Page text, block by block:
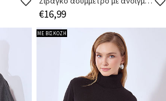
€16,99
ΜΕ ΒΙΣΚΟΖΗ